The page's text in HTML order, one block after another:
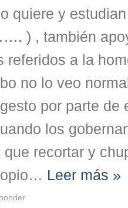
quiere y
) , también
referidos a la
no lo veo
por parte de
los
que recortar y
… Leer más »